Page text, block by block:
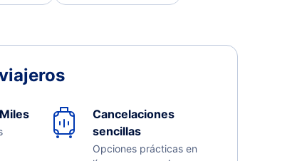
Cancelaciones
sencillas
Opciones prácticas en